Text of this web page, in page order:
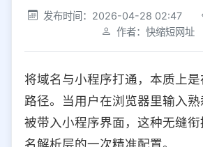
社交平台 电商平台
选择防红平台类型，避免链接被拦截
iOS Android PC 其他
选择允许访问的平台类型
发布时间：2026-04-28 02:47
作者：快缩短网址
将域名与小程序打通，本质上
路径。当用户在浏览器里输入
被带入小程序界面，这种无缝
名解析层的一次精准配置。